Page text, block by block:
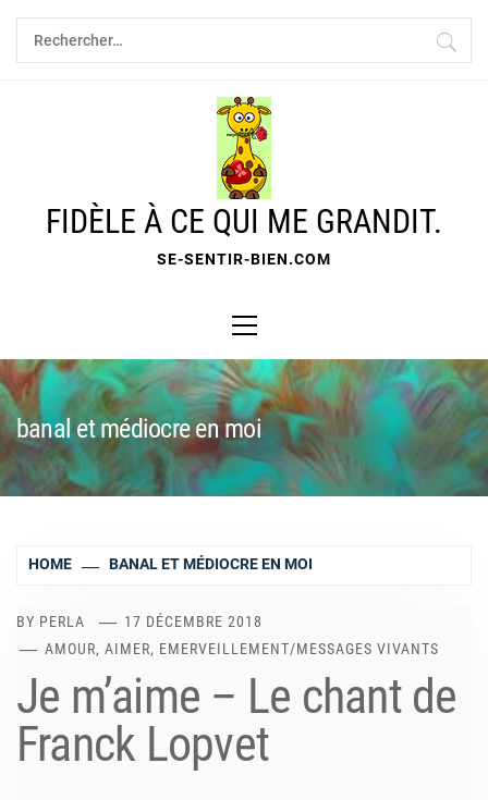
Skip
content
Rechercher :
FIDÈLE À CE QUI ME GRANDIT.
SE-SENTIR-BIEN.COM
Menu
banal et médiocre en moi
HOME BANAL ET MÉDIOCRE EN MOI
BY PERLA
17 DÉCEMBRE 2018
AMOUR, AIMER, EMERVEILLEMENT/MESSAGES VIVANTS
Je m’aime – Le chant de
Franck Lopvet